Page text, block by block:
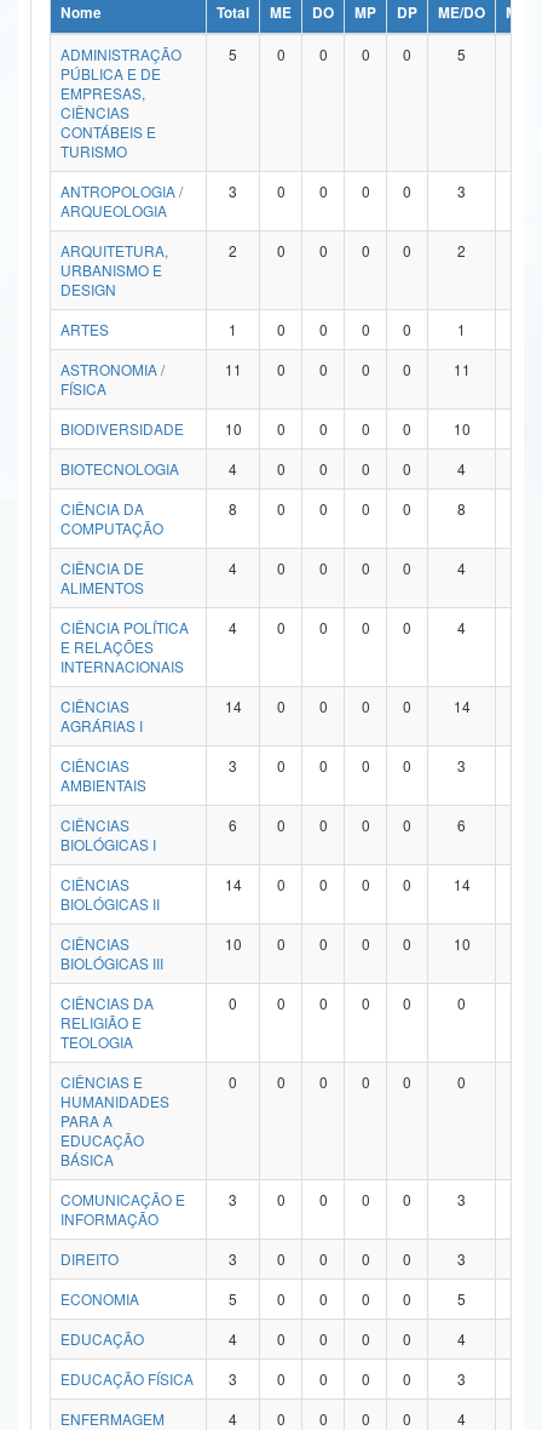
Ministério da Ciência, Tecnologia, Inovações e Comunicações
Ministério do Meio Ambiente
Ministério do Turismo
Ministério do Desenvolvimento Regional
Controladoria-Geral da União
Ministério da Mulher, da Família e dos Direitos Humanos
Secretaria de Governo
Advocacia-Geral da União
Banco Central do Brasil
Nome Total ME DO MP DP ME/DO
MP/
ADMINISTRAÇÃO
PÚBLICA E DE
EMPRESAS,
CIÊNCIAS
CONTÁBEIS E
TURISMO
5 0 0 0 0 5
ANTROPOLOGIA /
ARQUEOLOGIA
3 0 0 0 0 3
ARQUITETURA,
URBANISMO E
DESIGN
2 0 0 0 0 2
ARTES 1 0 0 0 0 1
ASTRONOMIA /
FÍSICA
11 0 0 0 0 11
BIODIVERSIDADE 10 0 0 0 0 10
BIOTECNOLOGIA
4 0 0 0 0 4
CIÊNCIA DA
COMPUTAÇÃO
8 0 0 0 0 8
CIÊNCIA DE
ALIMENTOS
4 0 0 0 0 4
CIÊNCIA POLÍTICA
E RELAÇÕES
INTERNACIONAIS
4 0 0 0 0 4
CIÊNCIAS
AGRÁRIAS I
14 0 0 0 0 14
CIÊNCIAS
AMBIENTAIS
3 0 0 0 0 3
CIÊNCIAS
BIOLÓGICAS I
6 0 0 0 0 6
CIÊNCIAS
BIOLÓGICAS II
14 0 0 0 0 14
CIÊNCIAS
BIOLÓGICAS III
10 0 0 0 0 10
CIÊNCIAS DA
RELIGIÃO E
TEOLOGIA
0 0 0 0 0 0
CIÊNCIAS E
HUMANIDADES
PARA A
EDUCAÇÃO
BÁSICA
0 0 0 0 0 0
COMUNICAÇÃO E
INFORMAÇÃO
3 0 0 0 0 3
DIREITO 3 0 0 0 0 3
ECONOMIA
5 0 0 0 0 5
EDUCAÇÃO
4 0 0 0 0 4
EDUCAÇÃO FÍSICA
3 0 0 0 0 3
ENFERMAGEM
4 0 0 0 0 4